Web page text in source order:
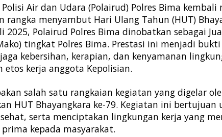
Air dan Udara (Polairud) Polres Bima kembali
rangka menyambut Hari Ulang Tahun (HUT)
2025, Polairud Polres Bima dinobatkan sebagai
tingkat Polres Bima. Prestasi ini menjadi
kebersihan, kerapian, dan kenyamanan
kerja anggota Kepolisian.
salah satu rangkaian kegiatan yang digelar
HUT Bhayangkara ke-79. Kegiatan ini bertujuan
serta menciptakan lingkungan kerja yang
kepada masyarakat.